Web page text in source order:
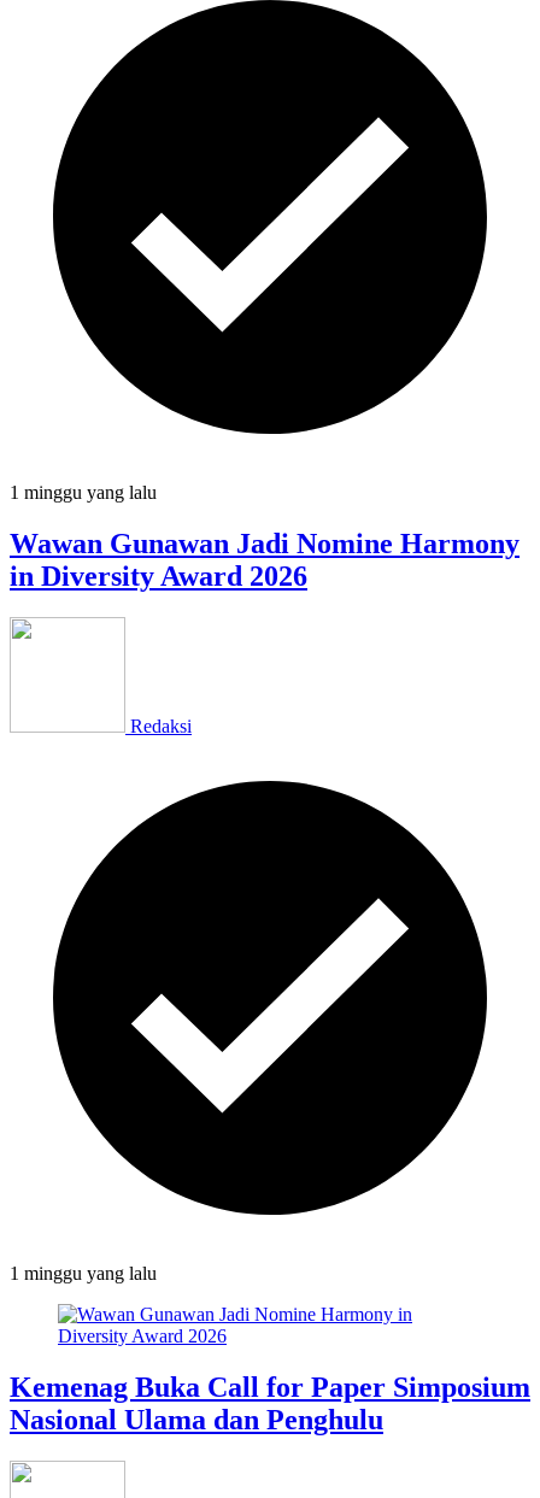
1 minggu yang lalu
Wawan Gunawan Jadi Nomine Harmony
in Diversity Award 2026
Redaksi
1 minggu yang lalu
Kemenag Buka Call for Paper Simposium
Nasional Ulama dan Penghulu